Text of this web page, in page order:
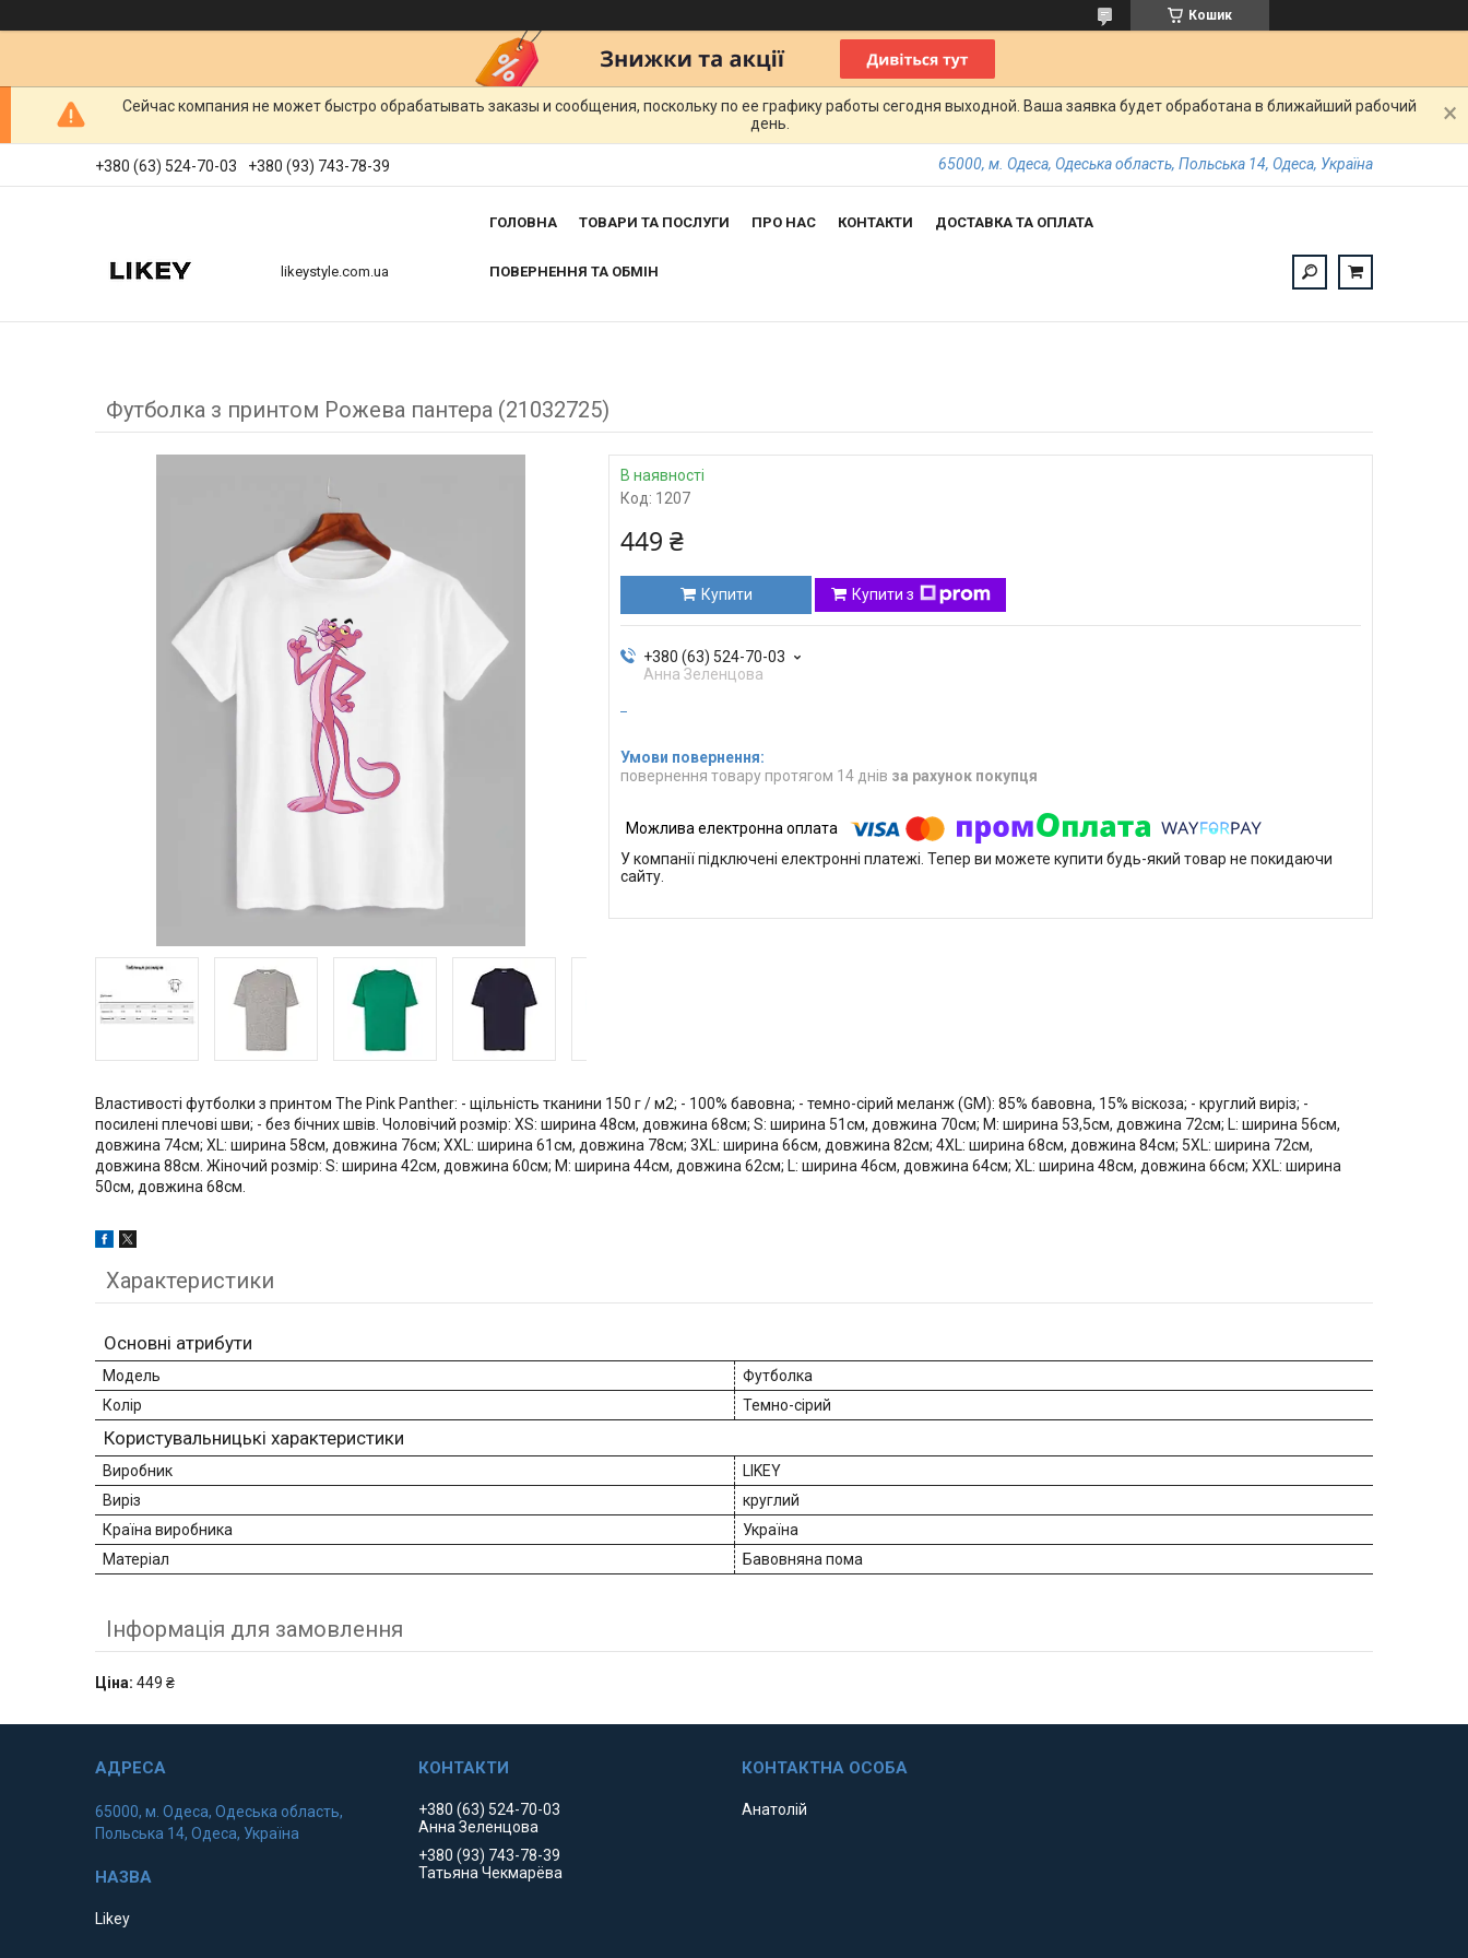
Кошик
Сейчас компания не может быстро обрабатывать заказы и сообщения, поскольку по ее графику работы сегодня выходной. Ваша заявка будет обработана в ближайший рабочий
день.
+380 (63) 524-70-03 +380 (93) 743-78-39 65000, м. Одеса, Одеська область, Польська 14, Одеса, Україна
likeystyle.com.ua
ГОЛОВНА ТОВАРИ ТА ПОСЛУГИ ПРО НАС КОНТАКТИ ДОСТАВКА ТА ОПЛАТА
ПОВЕРНЕННЯ ТА ОБМІН
Футболка з принтом Рожева пантера (21032725)
В наявності
Код: 1207
449 ₴
Купити Купити з
+380 (63) 524-70-03
Анна Зеленцова
повернення товару протягом 14 днів за рахунок покупця
У компанії підключені електронні платежі. Тепер ви можете купити будь-який товар не покидаючи
сайту.
Властивості футболки з принтом The Pink Panther: - щільність тканини 150 г / м2; - 100% бавовна; - темно-сірий меланж (GM): 85% бавовна, 15% віскоза; - круглий виріз; -
посилені плечові шви; - без бічних швів. Чоловічий розмір: XS: ширина 48см, довжина 68см; S: ширина 51см, довжина 70см; M: ширина 53,5см, довжина 72см; L: ширина 56см,
довжина 74см; XL: ширина 58см, довжина 76см; XXL: ширина 61см, довжина 78см; 3XL: ширина 66см, довжина 82см; 4XL: ширина 68см, довжина 84см; 5XL: ширина 72см,
довжина 88см. Жіночий розмір: S: ширина 42см, довжина 60см; M: ширина 44см, довжина 62см; L: ширина 46см, довжина 64см; XL: ширина 48см, довжина 66см; XXL: ширина
50см, довжина 68см.
Характеристики
Основні атрибути
Модель
Футболка
Колір
Темно-сірий
Користувальницькі характеристики
Виробник
LIKEY
Виріз
круглий
Країна виробника
Україна
Матеріал
Бавовняна пома
Інформація для замовлення
Ціна: 449 ₴
65000, м. Одеса, Одеська область,
Польська 14, Одеса, Україна
Likey
+380 (63) 524-70-03
Анна Зеленцова
+380 (93) 743-78-39
Татьяна Чекмарёва
Анатолій